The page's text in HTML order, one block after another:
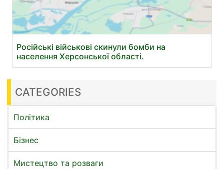
Російські військові скинули бомби на
населення Херсонської області.
CATEGORIES
Політика
Бізнес
Мистецтво та розваги